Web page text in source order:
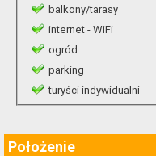
balkony/tarasy
internet - WiFi
ogród
parking
turyści indywidualni
Położenie